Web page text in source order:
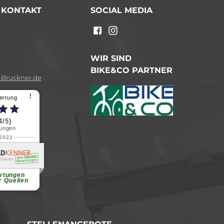
⠇
5)
Quellen
B.
SOCIAL MEDIA
WIR SIND
BIKE&CO PARTNER